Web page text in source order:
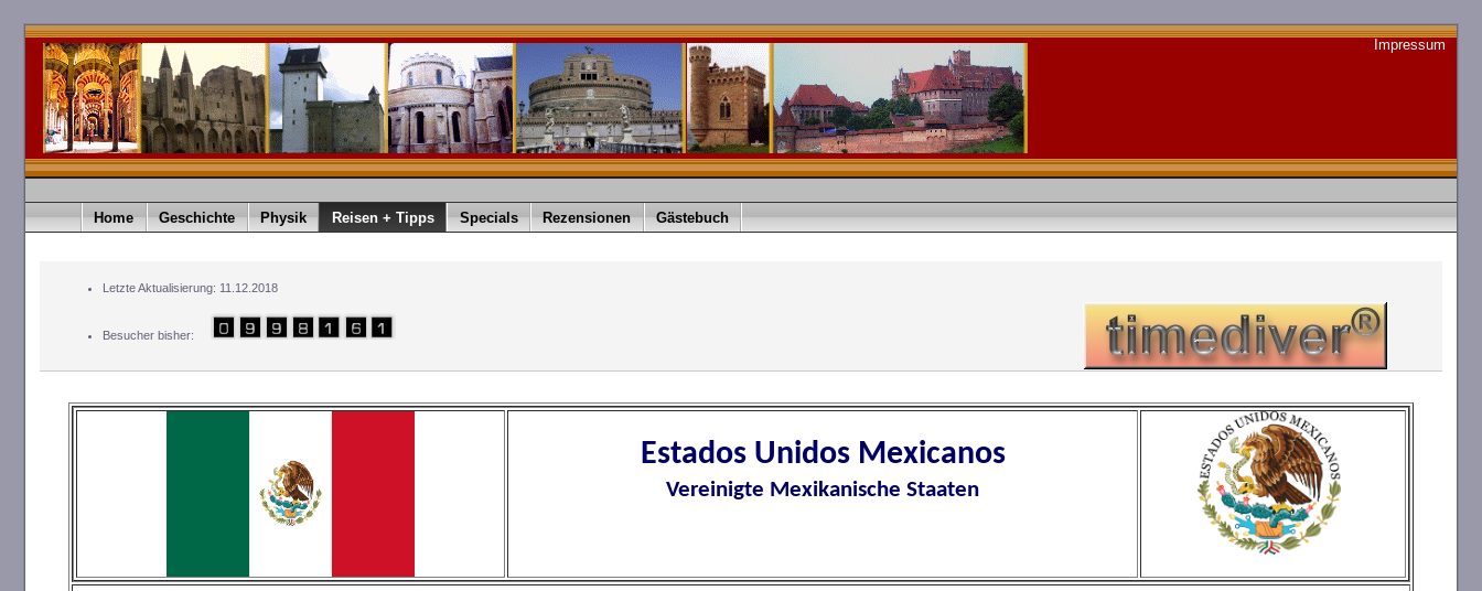
Impressum
Home Geschichte Physik Reisen + Tipps Specials Rezensionen Gästebuch
Letzte Aktualisierung: 11.12.2018
Besucher bisher:
Estados Unidos Mexicanos
Vereinigte Mexikanische Staaten